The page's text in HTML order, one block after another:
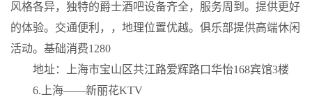
风格各异，独特的爵士酒吧设备齐全，服务周到。提供更好
的体验。交通便利，，地理位置优越。俱乐部提供高端休闲
活动。基础消费1280
地址：上海市宝山区共江路爱辉路口华怡168宾馆3楼
6.上海——新丽花KTV